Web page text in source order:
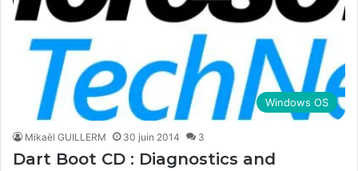
Windows OS
Mikaël GUILLERM 30 juin 2014 3
Dart Boot CD : Diagnostics and